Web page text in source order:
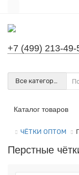
+7 (499) 213-49-
Все категории
Каталог товаров
ЧЁТКИ ОПТОМ
Перстные